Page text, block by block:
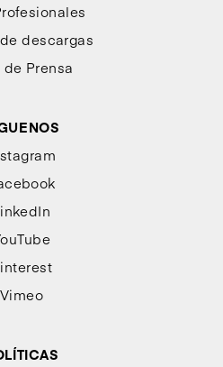
descargas
de Prensa
Vimeo